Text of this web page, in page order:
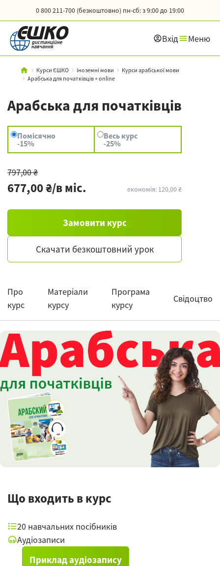
0 800 211-700 (безкоштовно) пн-сб: з 9:00 до 19:00
Вхід Меню
Курси ЄШКО Іноземні мови
Курси арабської мови
Арабська для початківців + online
Арабська для початківців
Помісячно
-15%
Весь курс
-25%
797,00 ₴
677,00 ₴/в міс. економія: 120,00 ₴
Замовити курс
Скачати безкоштовний урок
Про
курс
Матеріали
курсу
Програма
курсу
Свідоцтво
Що входить в курс
20 навчальних посібників
Аудіозаписи
Приклад аудіозапису